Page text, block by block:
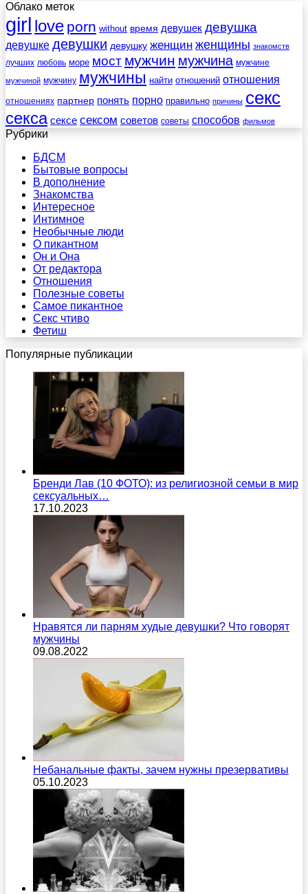
Облако меток
girl love porn without время девушек девушка
девушке девушки девушку женщин женщины знакомств
лучших любовь море мост мужчин мужчина мужчине
мужчиной мужчину мужчины найти отношений отношения
отношениях партнер понять порно правильно причины секс
секса сексе сексом советов советы способов фильмов
Рубрики
БДСМ
Бытовые вопросы
В дополнение
Знакомства
Интересное
Интимное
Необычные люди
О пикантном
Он и Она
От редактора
Отношения
Полезные советы
Самое пикантное
Секс чтиво
Фетиш
Популярные публикации
Бренди Лав (10 ФОТО): из религиозной семьи в мир
сексуальных…
17.10.2023
Нравятся ли парням худые девушки? Что говорят
мужчины
09.08.2022
Небанальные факты, зачем нужны презервативы
05.10.2023